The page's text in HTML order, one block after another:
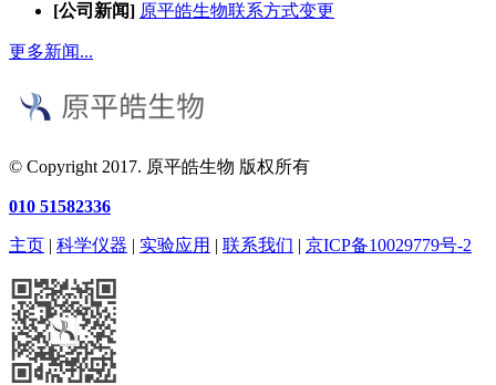
[公司新闻] 原平皓生物联系方式变更
更多新闻...
© Copyright 2017. 原平皓生物 版权所有
010 51582336
主页 | 科学仪器 | 实验应用 | 联系我们 | 京ICP备10029779号-2